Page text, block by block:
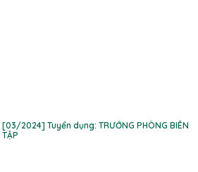
[03/2024] Tuyển dụng: TRƯỞNG PHÒNG BIÊN
TẬP